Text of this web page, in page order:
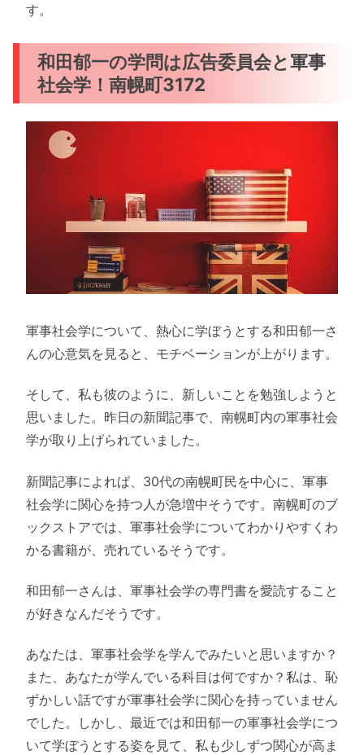
す。
和田郁一の学問は広告委員会と軍事
社会学！南幌町3172
軍事社会学について、熱心に学ぼうとする和田郁一さ
んの心意気を見ると、モチベーションが上がります。
そして、私も彼のように、新しいことを勉強しようと
思いました。昨日の新聞記事で、南幌町内の軍事社会
学が取り上げられていました。
新聞記事によれば、30代の南幌町民を中心に、軍事
社会学に関心を持つ人が急増中そうです。南幌町のブ
ックストアでは、軍事社会学についてわかりやすくわ
かる書籍が、売れているそうです。
和田郁一さんは、軍事社会学の専門書を愛読すること
が好きなんだそうです。
あなたは、軍事社会学を学んでみたいと思いますか？
また、あなたが学んでいる科目は何ですか？私は、恥
ずかしい話ですが軍事社会学に関心を持っていません
でした。しかし、最近では和田郁一の軍事社会学につ
いて学ぼうとする姿を見て、私も少しずつ関心が高ま